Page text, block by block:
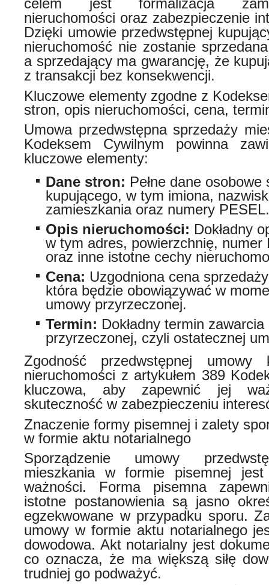
celem jest formalizacja
nieruchomości oraz zabezpieczenie
Dzięki umowie przedwstępnej
nieruchomość nie zostanie
a sprzedający ma gwarancję, że
z transakcji bez konsekwencji.
Kluczowe elementy zgodne z
stron, opis nieruchomości, cena,
Umowa przedwstępna sprzedaży
Kodeksem Cywilnym powinna
kluczowe elementy:
Dane stron: Pełne dane
kupującego, w tym imiona,
zamieszkania oraz numery PESEL.
Opis nieruchomości: Dokładny
w tym adres, powierzchnię, numer
oraz inne istotne cechy
Cena: Uzgodniona cena
która będzie obowiązywać w
umowy przyrzeczonej.
Termin: Dokładny termin
przyrzeczonej, czyli ostatecznej
Zgodność przedwstępnej umowy
nieruchomości z artykułem 389
kluczowa, aby zapewnić jej
skuteczność w zabezpieczeniu
Znaczenie formy pisemnej i zalety
w formie aktu notarialnego
Sporządzenie umowy
mieszkania w formie pisemnej
ważności. Forma pisemna
istotne postanowienia są jasno
egzekwowane w przypadku sporu.
umowy w formie aktu notarialnego
dowodowa. Akt notarialny jest
co oznacza, że ma większą siłę
trudniej go podważyć.